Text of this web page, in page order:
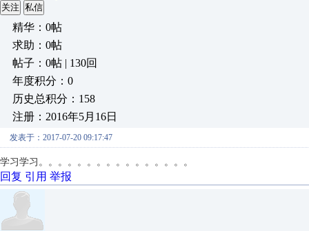
关注 私信
精华：0帖
求助：0帖
帖子：0帖 | 130回
年度积分：0
历史总积分：158
注册：2016年5月16日
发表于：2017-07-20 09:17:47
学习学习。。。。。。。。。。。。。。。。
回复 引用 举报